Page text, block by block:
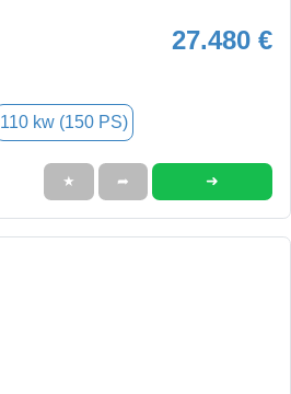
27.480 €
110 kw (150 PS)
★ ➦ ➜